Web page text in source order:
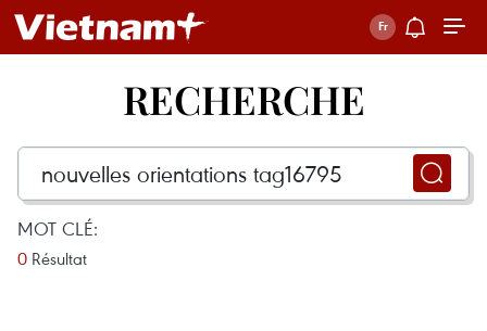
RECHERCHE
MOT CLÉ:
0 Résultat